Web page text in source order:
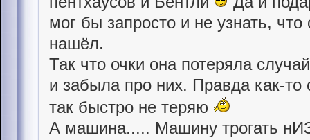
мог бы запросто и не узнать,
нашёл.
Так что очки она потеряла
и забыла про них. Правда как-
так быстро не теряю
А машина..... Машину трогать